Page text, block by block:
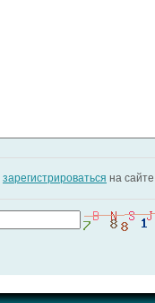
зарегистрироваться на